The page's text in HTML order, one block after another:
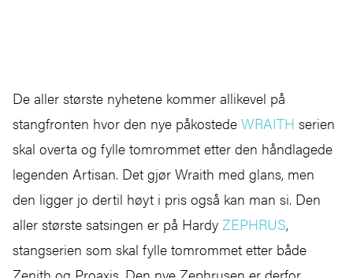
De aller største nyhetene kommer allikevel på
stangfronten hvor den nye påkostede WRAITH serien
skal overta og fylle tomrommet etter den håndlagede
legenden Artisan. Det gjør Wraith med glans, men
den ligger jo dertil høyt i pris også kan man si. Den
aller største satsingen er på Hardy ZEPHRUS,
stangserien som skal fylle tomrommet etter både